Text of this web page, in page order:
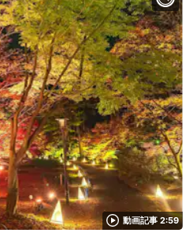
動画記事 2:59